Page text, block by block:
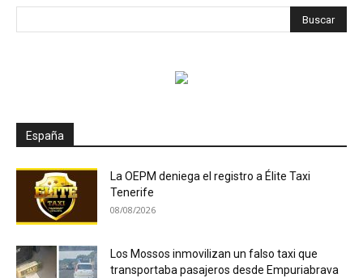
España
La OEPM deniega el registro a Élite Taxi
Tenerife
08/08/2026
Los Mossos inmovilizan un falso taxi que
transportaba pasajeros desde Empuriabrava